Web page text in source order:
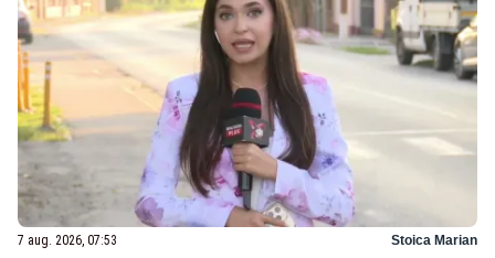
7 aug. 2026, 07:53 Stoica Marian